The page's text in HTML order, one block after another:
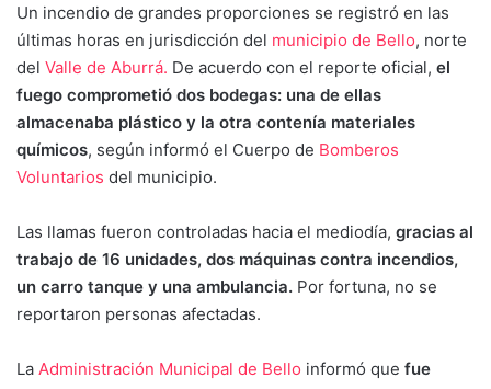
Un incendio de grandes proporciones se registró en las
últimas horas en jurisdicción del municipio de Bello, norte
del Valle de Aburrá. De acuerdo con el reporte oficial, el
fuego comprometió dos bodegas: una de ellas
almacenaba plástico y la otra contenía materiales
químicos, según informó el Cuerpo de Bomberos
Voluntarios del municipio.
Las llamas fueron controladas hacia el mediodía, gracias al
trabajo de 16 unidades, dos máquinas contra incendios,
un carro tanque y una ambulancia. Por fortuna, no se
reportaron personas afectadas.
La Administración Municipal de Bello informó que fue